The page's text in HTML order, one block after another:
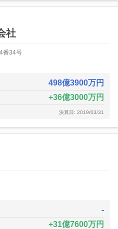
社
番34号
498億3900万円
36億3000万円
決算日: 2019/03/31
-
31億7600万円